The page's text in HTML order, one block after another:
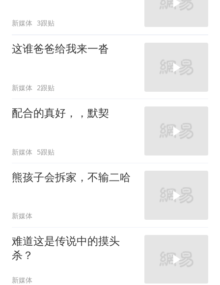
新媒体 3跟贴
这谁爸爸给我来一沓
新媒体 2跟贴
配合的真好，，默契
新媒体 5跟贴
熊孩子会拆家，不输二哈
新媒体
难道这是传说中的摸头
杀？
新媒体